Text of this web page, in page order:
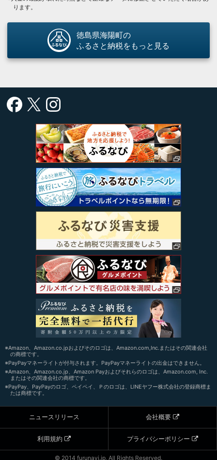
徳島県海陽町の
ふるさと納税をもっと見る
ります。
※Amazon、Amazon.co.jpおよびそのロゴは、Amazon.com,Inc.またはその関連会社
の商標です。
※PayPayマネーライトが付与されます。PayPayマネーライトの出金はできません。
※Amazon、Amazon.co.jp、Amazon Payおよびそれらのロゴは、Amazon.com, Inc.
またはその関連会社の商標です。
※PayPay、PayPayのロゴ、ペイペイ、Ｐのロゴは、LINEヤフー株式会社の登録商標ま
たは商標です。
ニュースリリース 会社概要
利用規約 プライバシーポリシー
© 2014 furunavi.jp, All Rights Reserved.